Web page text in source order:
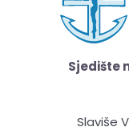
Sjedište
Slaviše